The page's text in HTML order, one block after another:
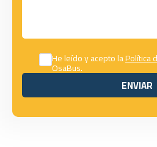
He leído y acepto laPolítica
OsaBus.
ENVIAR
ENVIAR